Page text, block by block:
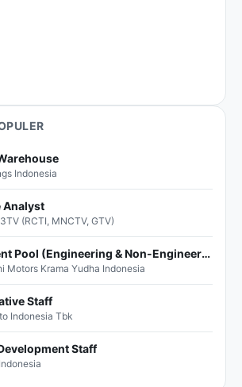
Indonesia
Analyst
(RCTI, MNCTV, GTV)
MMKI Talent Pool (Engineering & Non-Engineering)
Motors Krama Yudha Indonesia
Staff
Indonesia Tbk
Staff